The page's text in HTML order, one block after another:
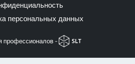
персональных данных
профессионалов -